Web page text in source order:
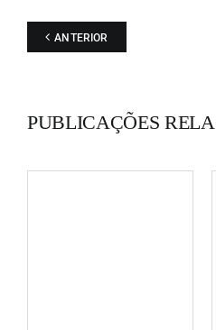
ANTERIOR
PUBLICAÇÕES